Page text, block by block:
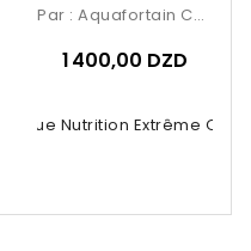
Nutrition Extrême Olive...
Par : Aquafortain Cosmetics
1 400,00 DZD